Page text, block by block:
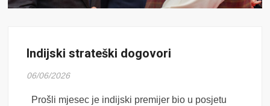
Indijski strateški dogovori
06/06/2026
Prošli mjesec je indijski premijer bio u posjetu